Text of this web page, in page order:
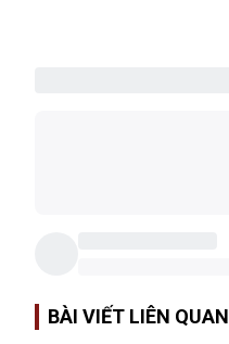
BÀI VIẾT LIÊN QUAN